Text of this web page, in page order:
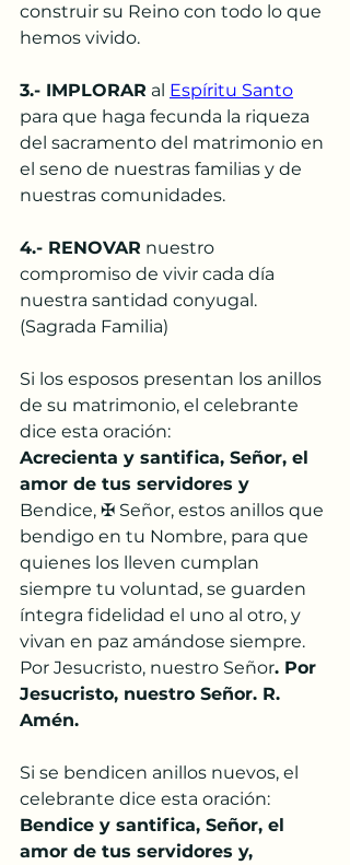
construir su Reino con todo lo que
hemos vivido.
3.- IMPLORAR al Espíritu Santo
para que haga fecunda la riqueza
del sacramento del matrimonio en
el seno de nuestras familias y de
nuestras comunidades.
4.- RENOVAR nuestro
compromiso de vivir cada día
nuestra santidad conyugal.
(Sagrada Familia)
Si los esposos presentan los anillos
de su matrimonio, el celebrante
dice esta oración:
Acrecienta y santifica, Señor, el
amor de tus servidores y
Bendice, ✠ Señor, estos anillos que
bendigo en tu Nombre, para que
quienes los lleven cumplan
siempre tu voluntad, se guarden
íntegra fidelidad el uno al otro, y
vivan en paz amándose siempre.
Por Jesucristo, nuestro Señor. Por
Jesucristo, nuestro Señor. R.
Amén.
Si se bendicen anillos nuevos, el
celebrante dice esta oración:
Bendice y santifica, Señor, el
amor de tus servidores y,